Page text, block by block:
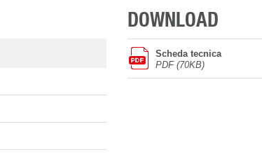
DOWNLOAD
Scheda tecnica
PDF (70KB)